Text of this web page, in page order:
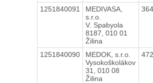
1251840091
MEDIVASA,
s.r.o.
V. Spabyola
8187, 010 01
Žilina
1251840090
MEDOK, s.r.o.
Vysokoškolákov
31, 010 08
Žilina